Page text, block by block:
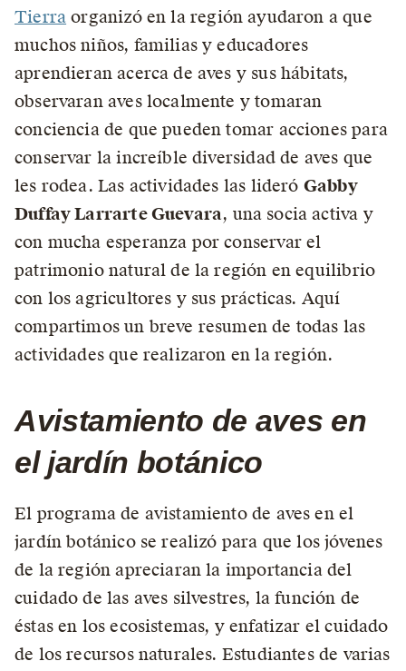
Tierra organizó en la región ayudaron a que
muchos niños, familias y educadores
aprendieran acerca de aves y sus hábitats,
observaran aves localmente y tomaran
conciencia de que pueden tomar acciones para
conservar la increíble diversidad de aves que
les rodea. Las actividades las lideró Gabby
Duffay Larrarte Guevara, una socia activa y
con mucha esperanza por conservar el
patrimonio natural de la región en equilibrio
con los agricultores y sus prácticas. Aquí
compartimos un breve resumen de todas las
actividades que realizaron en la región.
Avistamiento de aves en
el jardín botánico
El programa de avistamiento de aves en el
jardín botánico se realizó para que los jóvenes
de la región apreciaran la importancia del
cuidado de las aves silvestres, la función de
éstas en los ecosistemas, y enfatizar el cuidado
de los recursos naturales. Estudiantes de varias